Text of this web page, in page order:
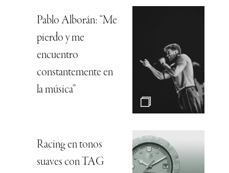
Pablo Alborán: “Me
pierdo y me
encuentro
constantemente en
la música”
Racing en tonos
suaves con TAG